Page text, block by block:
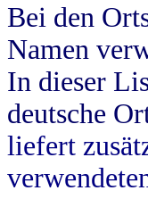
Bei den
Namen
In dieser
deutsche
liefert